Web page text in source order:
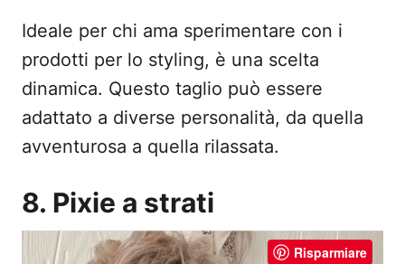
Ideale per chi ama sperimentare con i
prodotti per lo styling, è una scelta
dinamica. Questo taglio può essere
adattato a diverse personalità, da quella
avventurosa a quella rilassata.
8. Pixie a strati
Risparmiare